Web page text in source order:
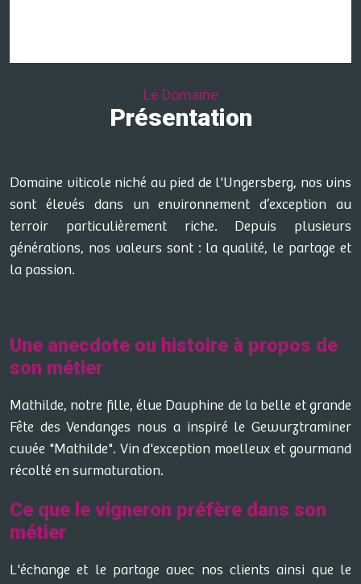
Le Domaine
Présentation
Domaine viticole niché au pied de l'Ungersberg, nos vins
sont élevés dans un environnement d’exception au
terroir particulièrement riche. Depuis plusieurs
générations, nos valeurs sont : la qualité, le partage et
la passion.
Une anecdote ou histoire à propos de
son métier
Mathilde, notre fille, élue Dauphine de la belle et grande
Fête des Vendanges nous a inspiré le Gewurztraminer
cuvée "Mathilde". Vin d'exception moelleux et gourmand
récolté en surmaturation.
Ce que le vigneron préfère dans son
métier
L'échange et le partage avec nos clients ainsi que le